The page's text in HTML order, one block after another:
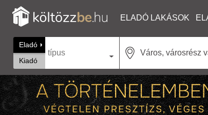
ELADÓ LAKÁSOK
Eladó
Kiadó
típus